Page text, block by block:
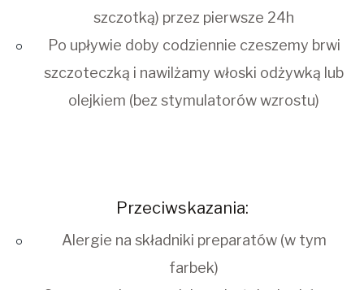
szczotką) przez pierwsze 24h
Po upływie doby codziennie czeszemy brwi
szczoteczką i nawilżamy włoski odżywką lub
olejkiem (bez stymulatorów wzrostu)
Przeciwskazania:
Alergie na składniki preparatów (w tym
farbek)